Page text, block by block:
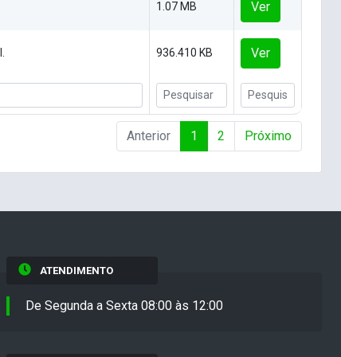
1.07 MB Ver
936.410 KB Ver
Anterior 1 2 Próximo
ATENDIMENTO
De Segunda a Sexta 08:00 às 12:00